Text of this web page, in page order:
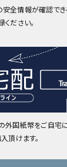
全情報が確認で
ださい。
外国紙幣をご自宅
頂けます。